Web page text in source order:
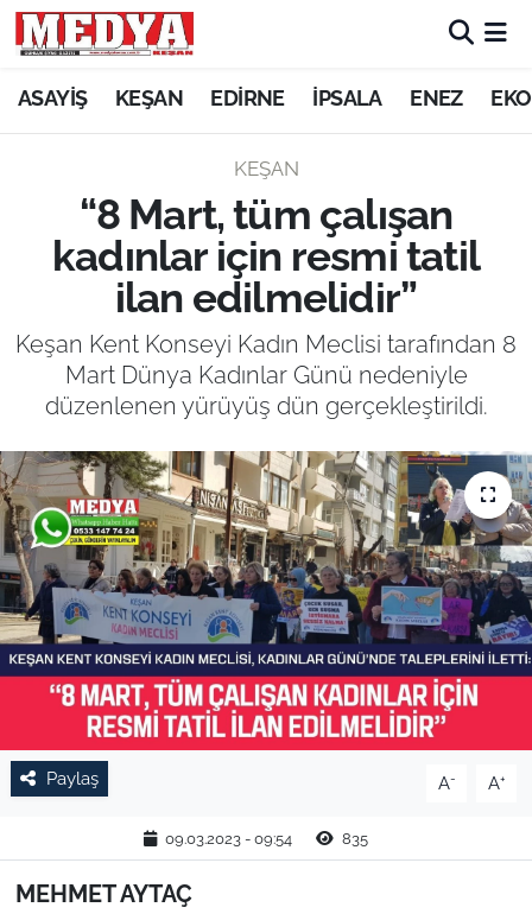
ASAYİŞ KEŞAN EDİRNE İPSALA ENEZ
KEŞAN
“8 Mart, tüm çalışan
kadınlar için resmi tatil
ilan edilmelidir”
Keşan Kent Konseyi Kadın Meclisi tarafından 8
Mart Dünya Kadınlar Günü nedeniyle
düzenlenen yürüyüş dün gerçekleştirildi.
Paylaş A- A+
09.03.2023 - 09:54 835
MEHMET AYTAÇ
KEŞAN
ASAYİŞ
SİYASET
GÜNDEM
EKONOMİ
SAĞLIK
EĞİTİM
TARIM VE HAYVANCILIK
KÜLTÜR SANAT
RESMİ İLAN
SPOR